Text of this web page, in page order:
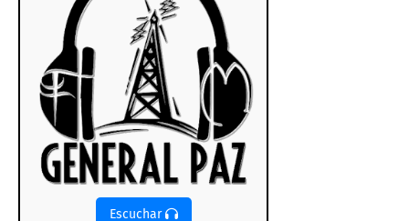
Escuchar